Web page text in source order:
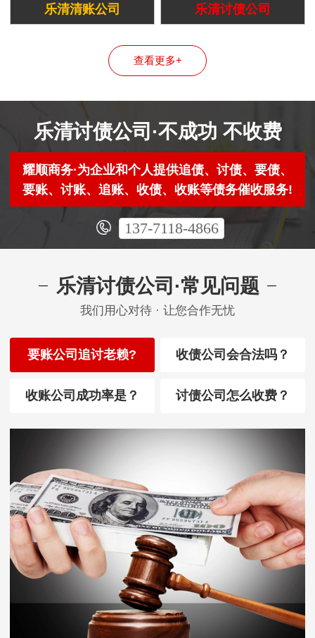
乐清清账公司 乐清讨债公司
查看更多+
乐清讨债公司·不成功 不收费
耀顺商务·为企业和个人提供追债、讨债、要债、
要账、讨账、追账、收债、收账等债务催收服务!
137-7118-4866
乐清讨债公司·常见问题
我们用心对待 · 让您合作无忧
要账公司追讨老赖? 收债公司会合法吗？
收账公司成功率是？ 讨债公司怎么收费？